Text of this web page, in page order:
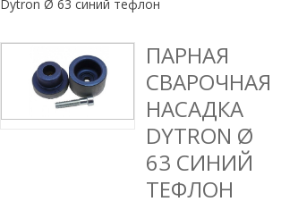
Dytron Ø 63 синий тефлон
ПАРНАЯ
СВАРОЧНАЯ
НАСАДКА
DYTRON Ø
63 СИНИЙ
ТЕФЛОН